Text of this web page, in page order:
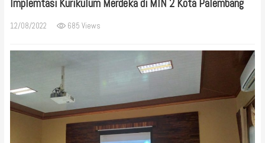
Implemtasi Kurikulum Merdeka di MIN 2 Kota Palembang
12/08/2022 685 Views